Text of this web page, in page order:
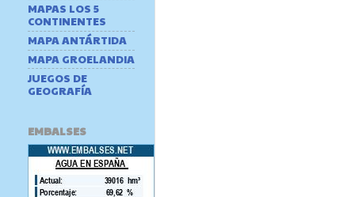
MAPAS LOS 5
CONTINENTES
MAPA ANTÁRTIDA
MAPA GROELANDIA
JUEGOS DE
GEOGRAFÍA
EMBALSES